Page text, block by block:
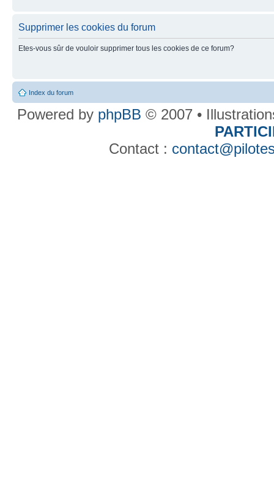
Supprimer les cookies du forum
Etes-vous sûr de vouloir supprimer tous les cookies de ce forum?
Index du forum
Powered by phpBB © 2007 •
Contact :